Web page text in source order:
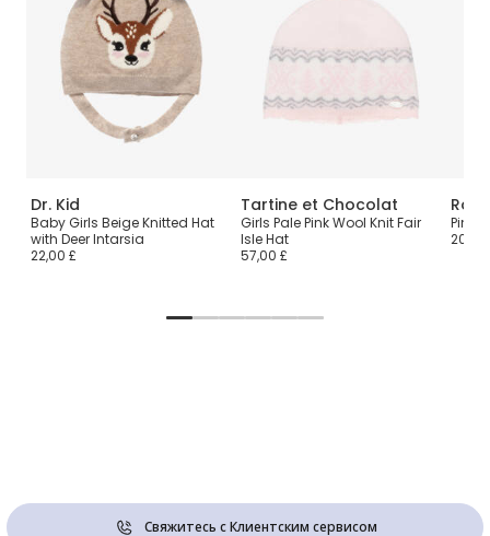
Dr. Kid
Baby Girls Beige Knitted Hat
with Deer Intarsia
22,00 £
Tartine et Chocolat
Girls Pale Pink Wool Knit Fair
Isle Hat
57,00 £
Pink
20,00
Свяжитесь с Клиентским сервисом